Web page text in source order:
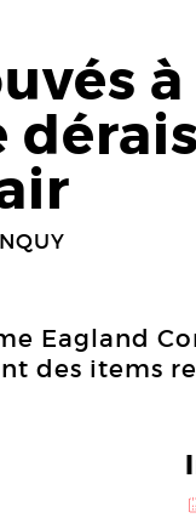
à
Eagland
des items